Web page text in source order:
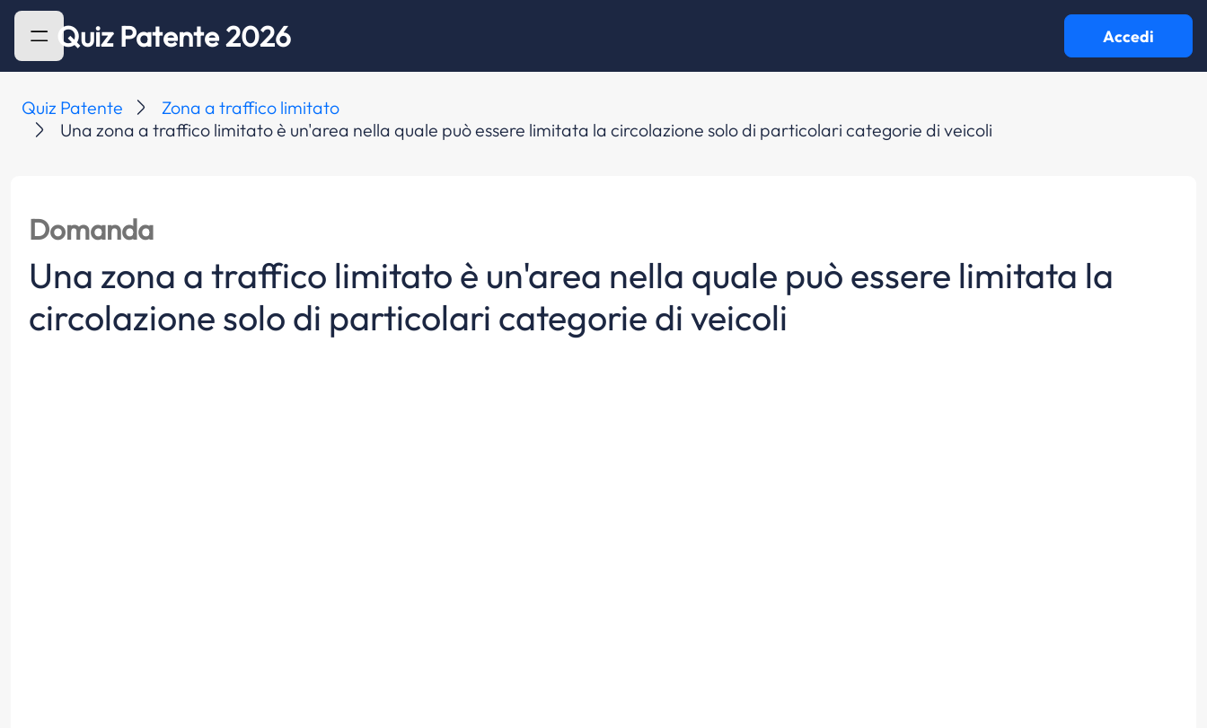
Quiz Patente 2026 Accedi
Quiz Patente
Zona a traffico limitato
Una zona a traffico limitato è un'area nella quale può essere limitata la circolazione solo di particolari categorie di veicoli
Domanda
Una zona a traffico limitato è un'area nella quale può essere limitata la
circolazione solo di particolari categorie di veicoli